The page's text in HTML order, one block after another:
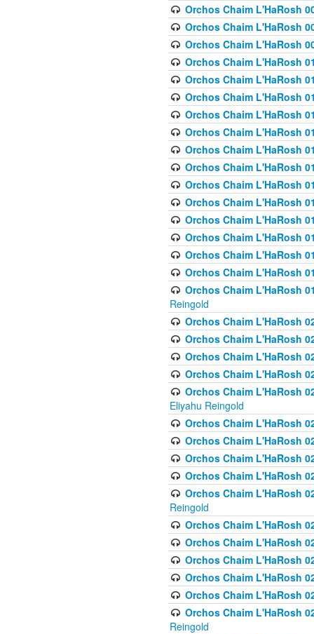
Orchos Chaim L'HaRosh
Orchos Chaim L'HaRosh
Orchos Chaim L'HaRosh
Orchos Chaim L'HaRosh
Orchos Chaim L'HaRosh
Orchos Chaim L'HaRosh
Orchos Chaim L'HaRosh
Orchos Chaim L'HaRosh
Orchos Chaim L'HaRosh
Orchos Chaim L'HaRosh
Orchos Chaim L'HaRosh
Orchos Chaim L'HaRosh
Orchos Chaim L'HaRosh
Orchos Chaim L'HaRosh
Orchos Chaim L'HaRosh
Orchos Chaim L'HaRosh
Orchos Chaim L'HaRosh
Reingold
Orchos Chaim L'HaRosh
Orchos Chaim L'HaRosh
Orchos Chaim L'HaRosh
Orchos Chaim L'HaRosh
Orchos Chaim L'HaRosh
Eliyahu Reingold
Orchos Chaim L'HaRosh
Orchos Chaim L'HaRosh
Orchos Chaim L'HaRosh
Orchos Chaim L'HaRosh
Orchos Chaim L'HaRosh
Reingold
Orchos Chaim L'HaRosh
Orchos Chaim L'HaRosh
Orchos Chaim L'HaRosh
Orchos Chaim L'HaRosh
Orchos Chaim L'HaRosh
Orchos Chaim L'HaRosh
Reingold